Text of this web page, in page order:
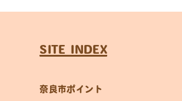
SITE INDEX
奈良市ポイント